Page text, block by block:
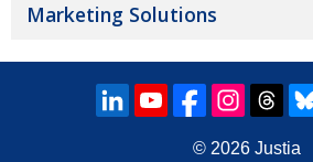
Marketing Solutions
© 2026 Justia